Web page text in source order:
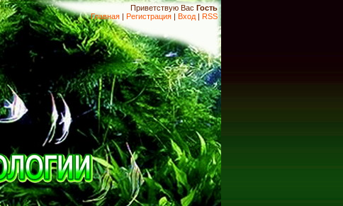
Приветствую Вас Гость
Главная | Регистрация | Вход | RSS